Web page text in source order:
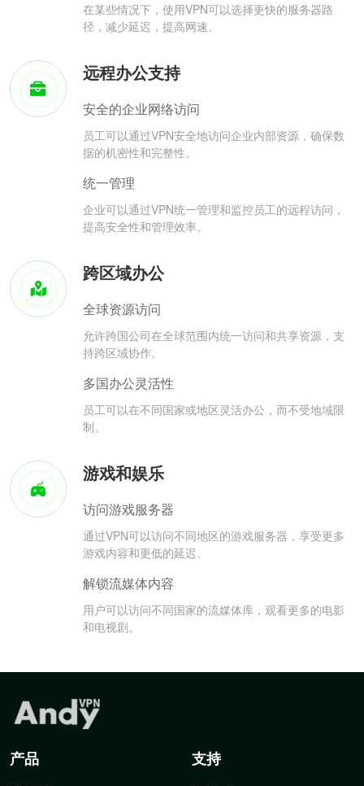
在某些情况下，使用VPN可以选择更快的服务器路
径，减少延迟，提高网速。
远程办公支持
安全的企业网络访问
员工可以通过VPN安全地访问企业内部资源，确保数
据的机密性和完整性。
统一管理
企业可以通过VPN统一管理和监控员工的远程访问，
提高安全性和管理效率。
跨区域办公
全球资源访问
允许跨国公司在全球范围内统一访问和共享资源，支
持跨区域协作。
多国办公灵活性
员工可以在不同国家或地区灵活办公，而不受地域限
制。
游戏和娱乐
访问游戏服务器
通过VPN可以访问不同地区的游戏服务器，享受更多
游戏内容和更低的延迟。
解锁流媒体内容
用户可以访问不同国家的流媒体库，观看更多的电影
和电视剧。
产品 支持